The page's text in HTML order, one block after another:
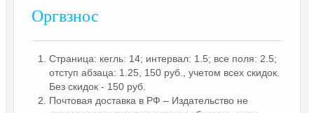
Оргвзнос
Страница: кегль: 14; интервал: 1.5; все поля: 2.5;
отступ абзаца: 1.25, 150 руб., учетом всех скидок.
Без скидок - 150 руб.
Почтовая доставка в РФ – Издательство не